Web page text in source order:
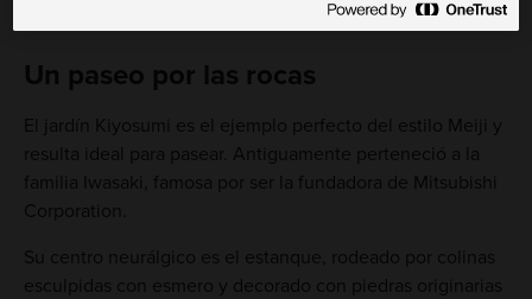
Un paseo por las rocas
El jardín Kiyosumi es el ejemplo perfecto del estilo Meiji y
resulta ideal para pasear. Antiguamente perteneció a la
familia Iwasaki, famosa por ser la fundadora de Mitsubishi
Corporation.
Su centro neurálgico es el estanque, rodeado por colinas
esculpidas con esmero y decorado con piedras originarias